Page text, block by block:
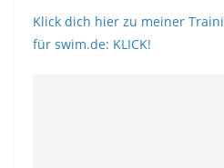
Klick dich hier zu meiner
für swim.de: KLICK!